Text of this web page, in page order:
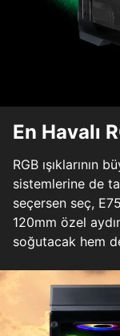
En Havalı
RGB ışıklarının
sistemlerine de
seçersen seç,
120mm özel
soğutacak hem